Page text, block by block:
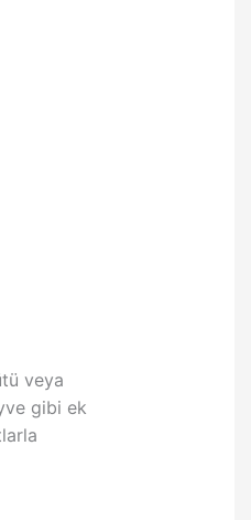
veya
gibi ek